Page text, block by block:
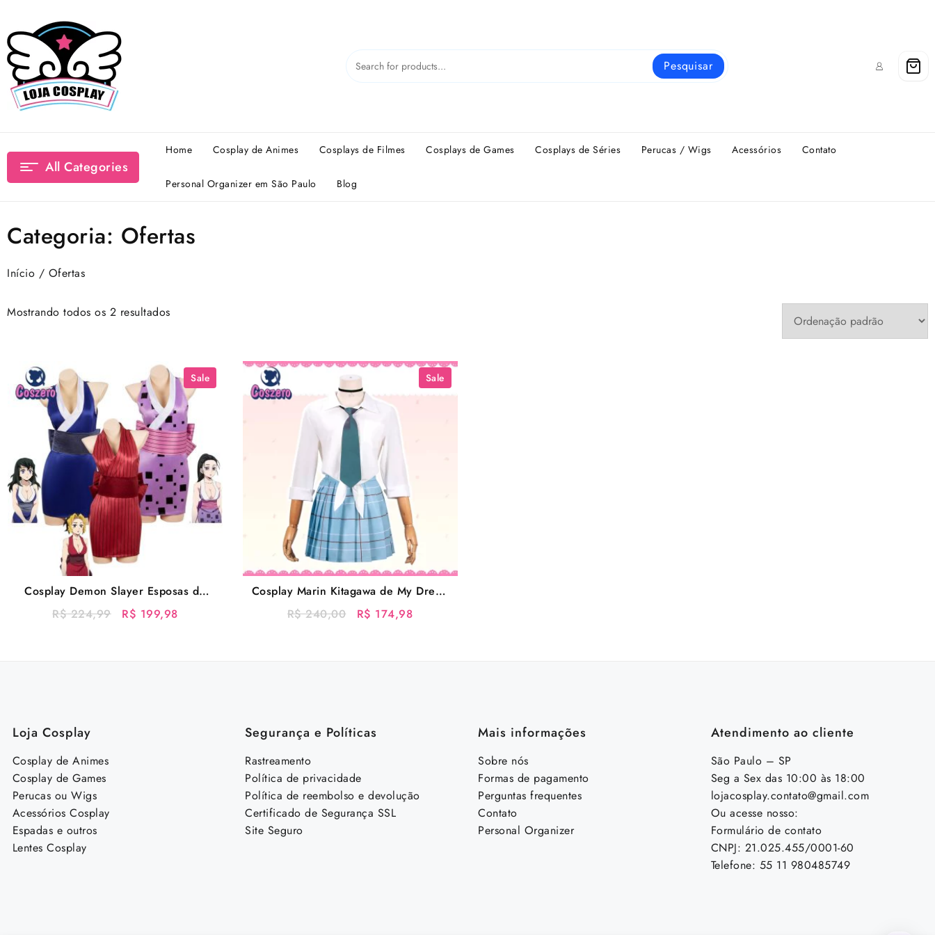
content
Pesquisar
All Categories
Home Cosplay de Animes Cosplays de Filmes Cosplays de Games Cosplays de Séries Perucas / Wigs Acessórios Contato
Personal Organizer em São Paulo Blog
Categoria: Ofertas
Início / Ofertas
Mostrando todos os 2 resultados
Sale
Cosplay Demon Slayer Esposas do
Uzui – Suma Hinatsuru Makio
R$224,99
O
R$ 199,98O
Sale
Cosplay Marin Kitagawa de My Dress-
up Darling
R$240,00
O
R$ 174,98O
Loja Cosplay
Cosplay de Animes
Cosplay de Games
Perucas ou Wigs
Acessórios Cosplay
Espadas e outros
Lentes Cosplay
Segurança e Políticas
Rastreamento
Política de privacidade
Política de reembolso e devolução
Certificado de Segurança SSL
Site Seguro
Mais informações
Sobre nós
Formas de pagamento
Perguntas frequentes
Contato
Personal Organizer
Atendimento ao cliente
São Paulo – SP
Seg a Sex das 10:00 às 18:00
lojacosplay.contato@gmail.com
Ou acesse nosso:
Formulário de contato
CNPJ: 21.025.455/0001-60
Telefone: 55 11 980485749